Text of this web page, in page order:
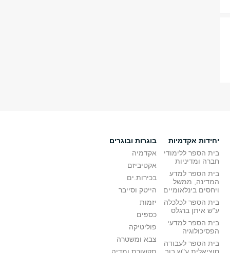
יחידות אקדמיות
בית הספר ללימודי
חברה ומדיניות
בית הספר למדע
המדינה, ממשל
ויחסים בינלאומיים
בית הספר לכלכלה
ע"ש איתן ברגלס
בית הספר למדעי
הפסיכולוגיה
בית הספר לעבודה
בוגרות ובוגרים
אקדמיה
אקטיביזם
בכירות.ים
הייטק וסייבר
יזמות
כספים
פוליטיקה
צבא ומשטרה